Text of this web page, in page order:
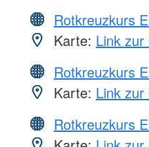
Rotkreuzkurs
Karte: Link
Rotkreuzkurs
Karte: Link
Rotkreuzkurs